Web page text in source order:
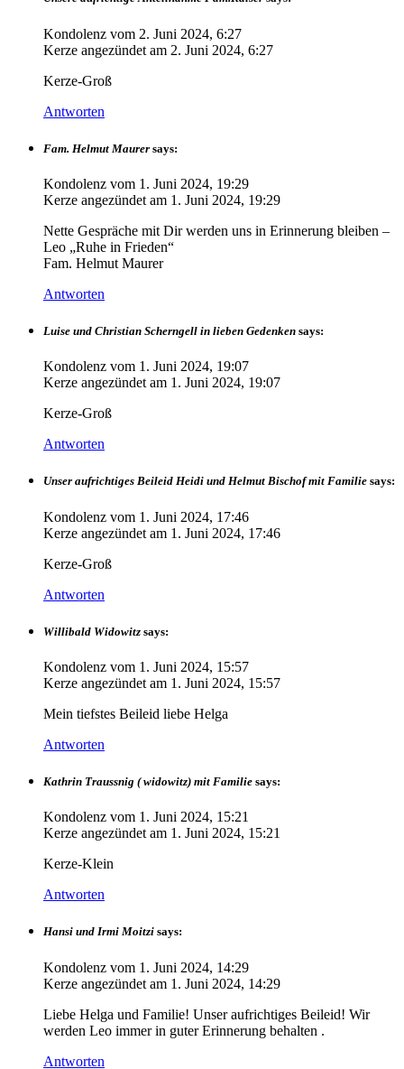
Kondolenz vom 2. Juni 2024, 6:27
Kerze angezündet am 2. Juni 2024, 6:27
Kerze-Groß
Antworten
Fam. Helmut Maurer says:
Kondolenz vom 1. Juni 2024, 19:29
Kerze angezündet am 1. Juni 2024, 19:29
Nette Gespräche mit Dir werden uns in Erinnerung bleiben –
Leo „Ruhe in Frieden“
Fam. Helmut Maurer
Antworten
Luise und Christian Scherngell in lieben Gedenken says:
Kondolenz vom 1. Juni 2024, 19:07
Kerze angezündet am 1. Juni 2024, 19:07
Kerze-Groß
Antworten
Unser aufrichtiges Beileid Heidi und Helmut Bischof mit Familie says:
Kondolenz vom 1. Juni 2024, 17:46
Kerze angezündet am 1. Juni 2024, 17:46
Kerze-Groß
Antworten
Willibald Widowitz says:
Kondolenz vom 1. Juni 2024, 15:57
Kerze angezündet am 1. Juni 2024, 15:57
Mein tiefstes Beileid liebe Helga
Antworten
Kathrin Traussnig ( widowitz) mit Familie says:
Kondolenz vom 1. Juni 2024, 15:21
Kerze angezündet am 1. Juni 2024, 15:21
Kerze-Klein
Antworten
Hansi und Irmi Moitzi says:
Kondolenz vom 1. Juni 2024, 14:29
Kerze angezündet am 1. Juni 2024, 14:29
Liebe Helga und Familie! Unser aufrichtiges Beileid! Wir
werden Leo immer in guter Erinnerung behalten .
Antworten